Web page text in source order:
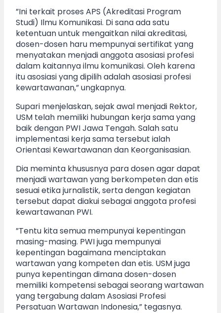
”Ini terkait proses APS (Akreditasi Program
Studi) Ilmu Komunikasi. Di sana ada satu
ketentuan untuk mengaitkan nilai akreditasi,
dosen-dosen haru mempunyai sertifikat yang
menyatakan menjadi anggota asosiasi profesi
dalam kaitannya ilmu komunikasi. Oleh karena
itu asosiasi yang dipilih adalah asosiasi profesi
kewartawanan,” ungkapnya.
Supari menjelaskan, sejak awal menjadi Rektor,
USM telah memiliki hubungan kerja sama yang
baik dengan PWI Jawa Tengah. Salah satu
implementasi kerja sama tersebut ialah
Orientasi Kewartawanan dan Keorganisasian.
Dia meminta khususnya para dosen agar dapat
menjadi wartawan yang berkompeten dan etis
sesuai etika jurnalistik, serta dengan kegiatan
tersebut dapat diakui sebagai anggota profesi
kewartawanan PWI.
”Tentu kita semua mempunyai kepentingan
masing-masing. PWI juga mempunyai
kepentingan bagaimana menciptakan
wartawan yang kompeten dan etis. USM juga
punya kepentingan dimana dosen-dosen
memiliki kompetensi sebagai seorang wartawan
yang tergabung dalam Asosiasi Profesi
Persatuan Wartawan Indonesia,” tegasnya.